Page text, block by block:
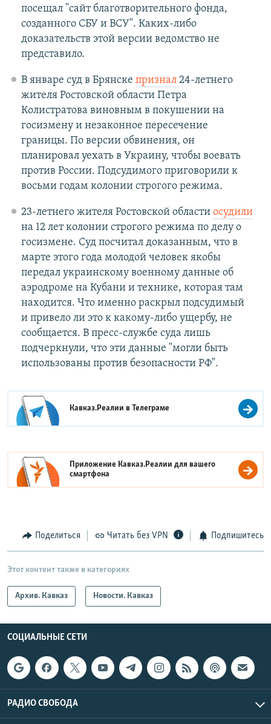
посещал "сайт благотворительного фонда,
созданного СБУ и ВСУ". Каких-либо
доказательств этой версии ведомство не
представило.
В январе суд в Брянске признал 24-летнего
жителя Ростовской области Петра
Колистратова виновным в покушении на
госизмену и незаконное пересечение
границы. По версии обвинения, он
планировал уехать в Украину, чтобы воевать
против России. Подсудимого приговорили к
восьми годам колонии строгого режима.
23-летнего жителя Ростовской области осудили
на 12 лет колонии строгого режима по делу о
госизмене. Суд посчитал доказанным, что в
марте этого года молодой человек якобы
передал украинскому военному данные об
аэродроме на Кубани и технике, которая там
находится. Что именно раскрыл подсудимый
и привело ли это к какому-либо ущербу, не
сообщается. В пресс-службе суда лишь
подчеркнули, что эти данные "могли быть
использованы против безопасности РФ".
Кавказ.Реалии вТелеграме
Приложение Кавказ.Реалии для вашего
смартфона
Поделиться Читать без VPN Подпишитесь
Этот контент также в категориях
Архив. Кавказ Новости. Кавказ
СОЦИАЛЬНЫЕ СЕТИ
РАДИО СВОБОДА